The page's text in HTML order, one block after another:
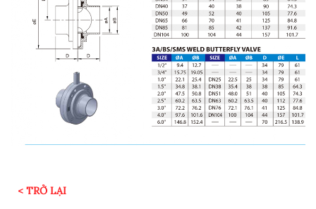
< TRỞ LẠI